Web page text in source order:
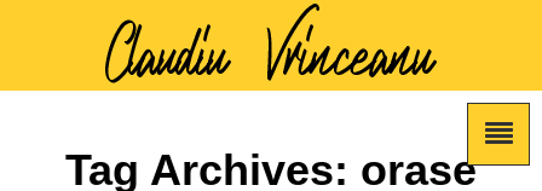
Tag Archives: orase